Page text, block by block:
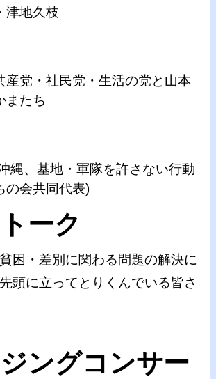
津地久枝
産党・社民党・生活の党と山本
またち
縄、基地・軍隊を許さない行動
の会共同代表)
ーク
困・差別に関わる問題の解決に
頭に立ってとりくんでいる皆さ
ングコンサー